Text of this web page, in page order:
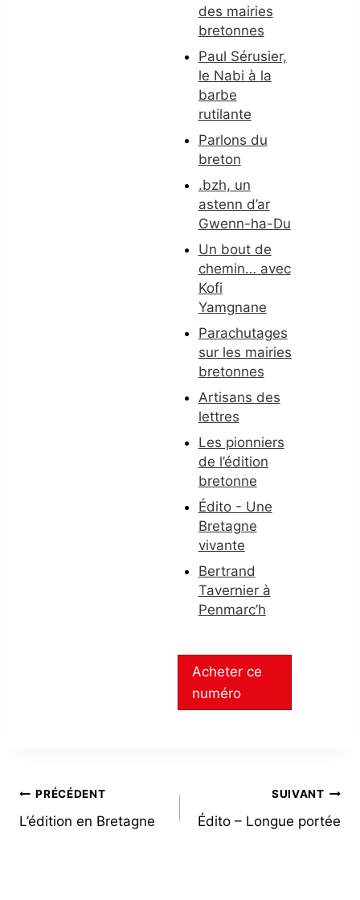
des mairies
bretonnes
Paul Sérusier,
le Nabi à la
barbe
rutilante
Parlons du
breton
.bzh, un
astenn d’ar
Gwenn-ha-Du
Un bout de
chemin… avec
Kofi
Yamgnane
Parachutages
sur les mairies
bretonnes
Artisans des
lettres
Les pionniers
de l’édition
bretonne
Édito - Une
Bretagne
vivante
Bertrand
Tavernier à
Penmarc’h
Acheter ce
numéro
NAVIGATION
DE
PRÉCÉDENT
L’édition en Bretagne
SUIVANT
Édito – Longue portée